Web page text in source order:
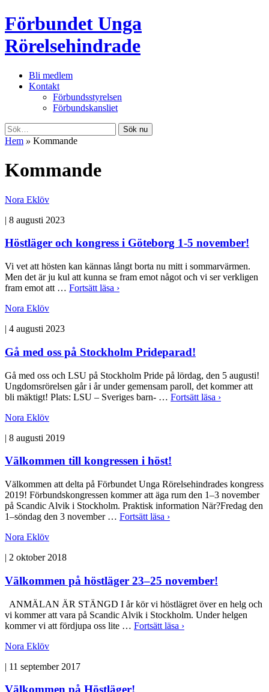
Förbundet Unga
Rörelsehindrade
Bli medlem
Kontakt
Förbundsstyrelsen
Förbundskansliet
Sök nu
Hem » Kommande
Kommande
Nora Eklöv
| 8 augusti 2023
Höstläger och kongress i Göteborg 1-5 november!
Vi vet att hösten kan kännas långt borta nu mitt i sommarvärmen.
Men det är ju kul att kunna se fram emot något och vi ser verkligen
fram emot att … Fortsätt läsa ›
Nora Eklöv
| 4 augusti 2023
Gå med oss på Stockholm Prideparad!
Gå med oss och LSU på Stockholm Pride på lördag, den 5 augusti!
Ungdomsrörelsen går i år under gemensam paroll, det kommer att
bli mäktigt! Plats: LSU – Sveriges barn- … Fortsätt läsa ›
Nora Eklöv
| 8 augusti 2019
Välkommen till kongressen i höst!
Välkommen att delta på Förbundet Unga Rörelsehindrades kongress
2019! Förbundskongressen kommer att äga rum den 1–3 november
på Scandic Alvik i Stockholm. Praktisk information När?Fredag den
1–söndag den 3 november … Fortsätt läsa ›
Nora Eklöv
| 2 oktober 2018
Välkommen på höstläger 23–25 november!
ANMÄLAN ÄR STÄNGD I år kör vi höstlägret över en helg och
vi kommer att vara på Scandic Alvik i Stockholm. Under helgen
kommer vi att fördjupa oss lite … Fortsätt läsa ›
Nora Eklöv
| 11 september 2017
Välkommen på Höstläger!